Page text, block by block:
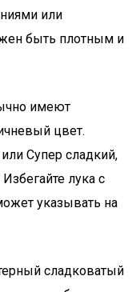
или
быть плотным и
имеют
цвет.
Супер сладкий,
лука с
указывать на
сладковатый